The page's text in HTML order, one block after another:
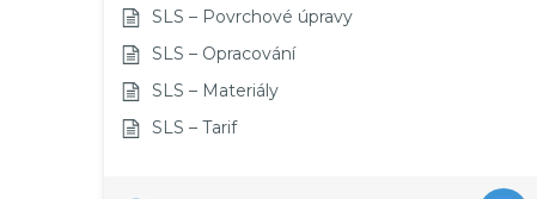
SLS – Povrchové úpravy
SLS – Opracování
SLS – Materiály
SLS – Tarif